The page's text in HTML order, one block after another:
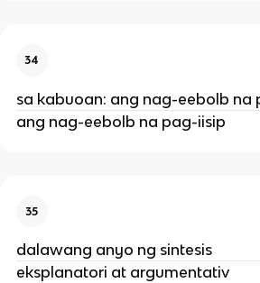
34
sa kabuoan: ang nag-eebolb na
ang nag-eebolb na pag-iisip
35
dalawang anyo ng sintesis
eksplanatori at argumentativ